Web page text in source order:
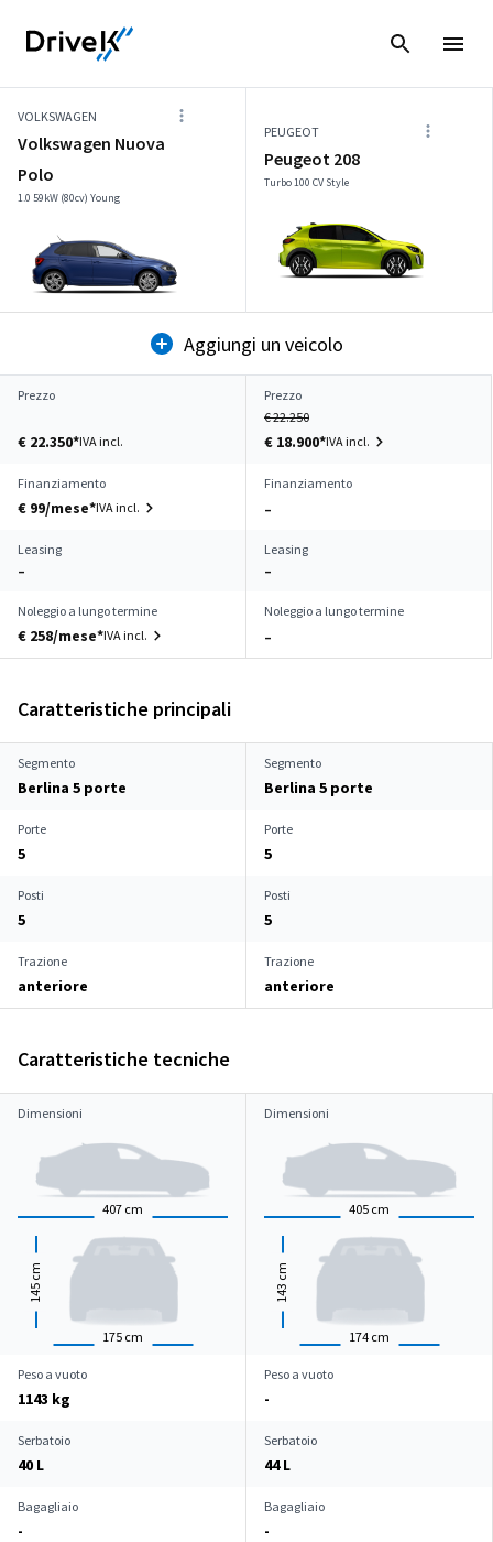
VOLKSWAGEN
Volkswagen Nuova
Polo
1.0 59kW (80cv) Young
PEUGEOT
Peugeot 208
Turbo 100 CV Style
Aggiungi un veicolo
Prezzo
€ 22.350*IVA incl.
Prezzo
€ 22.250
€ 18.900*IVA incl.
Finanziamento
€ 99/mese*IVA incl.
Finanziamento
–
Leasing
–
Leasing
–
Noleggio a lungo termine
€ 258/mese*IVA incl.
Noleggio a lungo termine
–
Caratteristiche principali
Segmento
Berlina 5 porte
Segmento
Berlina 5 porte
Porte
5
Porte
5
Posti
5
Posti
5
Trazione
anteriore
Trazione
anteriore
Caratteristiche tecniche
Dimensioni
407 cm
175 cm
145
cm
Dimensioni
405 cm
174 cm
143
cm
Peso a vuoto
1143 kg
Peso a vuoto
-
Serbatoio
40 L
Serbatoio
44 L
Bagagliaio
-
Bagagliaio
-